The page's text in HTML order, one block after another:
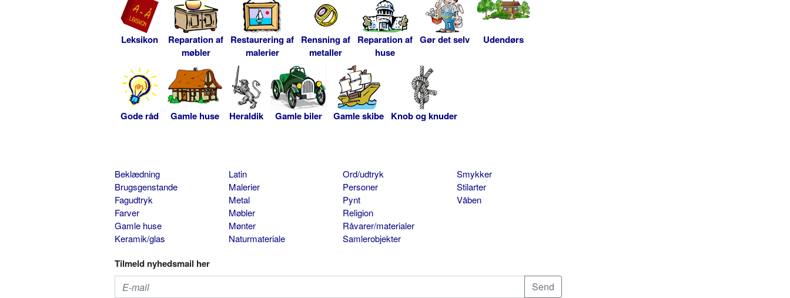
Leksikon
Reparation af
møbler
Restaurering af
malerier
Rensning af
metaller
Reparation af
huse
Gør det selv Udendørs
Gode råd Gamle huse Heraldik Gamle biler Gamle skibe Knob og knuder
Beklædning
Brugsgenstande
Fagudtryk
Farver
Gamle huse
Keramik/glas
Latin
Malerier
Metal
Møbler
Mønter
Naturmateriale
Ord/udtryk
Personer
Pynt
Religion
Råvarer/materialer
Samlerobjekter
Smykker
Stilarter
Våben
Tilmeld nyhedsmail her